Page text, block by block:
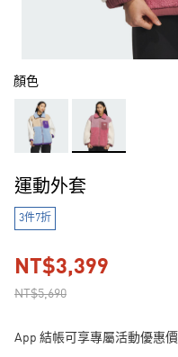
顏色
運動外套
3件7折
NT$5,690
NT$3,399
App 結帳可享專屬活動優惠價